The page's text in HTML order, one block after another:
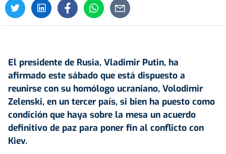
El presidente de Rusia, Vladimir Putin, ha
afirmado este sábado que está dispuesto a
reunirse con su homólogo ucraniano, Volodimir
Zelenski, en un tercer país, si bien ha puesto como
condición que haya sobre la mesa un acuerdo
definitivo de paz para poner fin al conflicto con
Kiev.